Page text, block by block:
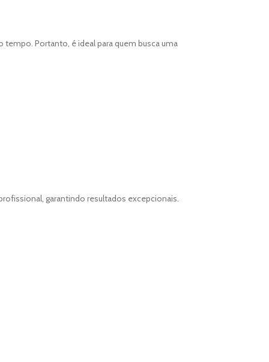
Portanto, é ideal para quem busca uma
garantindo resultados excepcionais.